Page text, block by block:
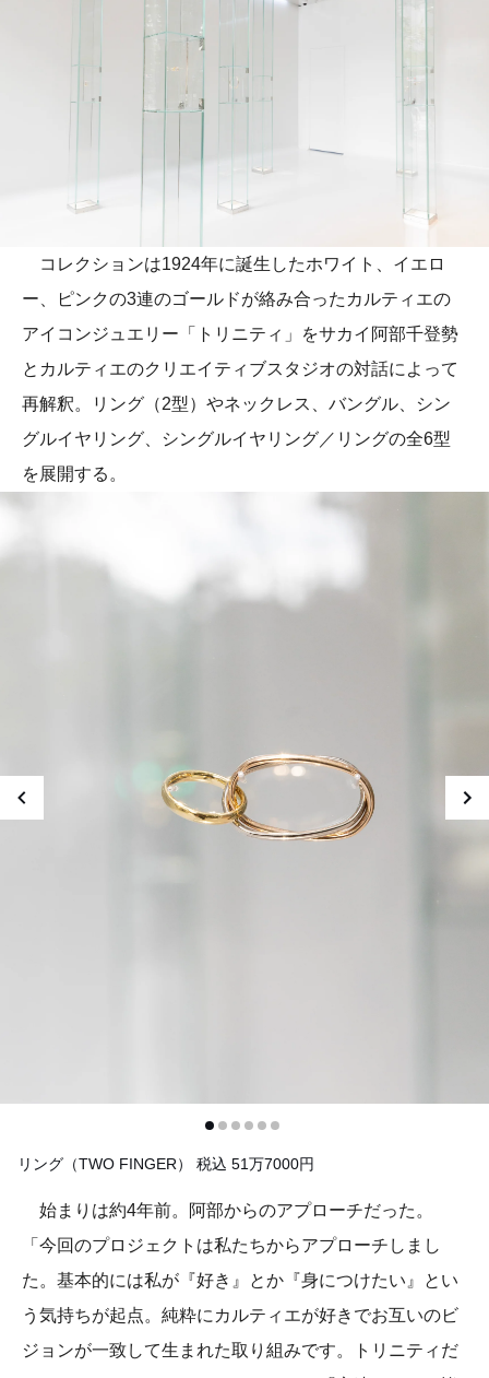
コレクションは1924年に誕生したホワイト、イエロ
ー、ピンクの3連のゴールドが絡み合ったカルティエの
アイコンジュエリー「トリニティ」をサカイ阿部千登勢
とカルティエのクリエイティブスタジオの対話によって
再解釈。リング（2型）やネックレス、バングル、シン
グルイヤリング、シングルイヤリング／リングの全6型
を展開する。
リング（TWO FINGER） 税込 51万7000円
始まりは約4年前。阿部からのアプローチだった。
「今回のプロジェクトは私たちからアプローチしまし
た。基本的には私が『好き』とか『身につけたい』とい
う気持ちが起点。純粋にカルティエが好きでお互いのビ
ジョンが一致して生まれた取り組みです。トリニティだ